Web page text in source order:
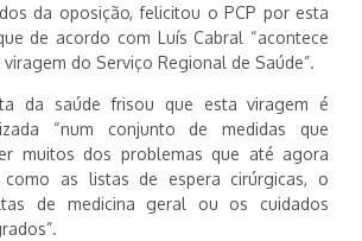
da oposição, felicitou o PCP por esta
de acordo com Luís Cabral “acontece
do Serviço Regional de Saúde”.
da saúde frisou que esta viragem é
“num conjunto de medidas que
muitos dos problemas que até agora
como as listas de espera cirúrgicas, o
de medicina geral ou os cuidados